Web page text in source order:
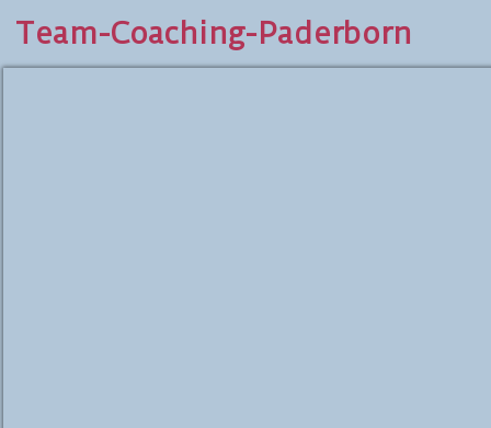
Team-Coaching-Paderborn